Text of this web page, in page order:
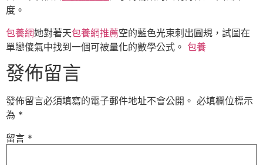
度。
包養網她對著天包養網推薦空的藍色光束刺出圓規，試圖在
單戀傻氣中找到一個可被量化的數學公式。 包養
發佈留言
發佈留言必須填寫的電子郵件地址不會公開。 必填欄位標示
為 *
留言 *